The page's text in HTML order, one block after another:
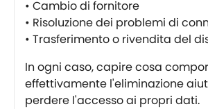
• Cambio di fornitore
• Risoluzione dei problemi di
• Trasferimento o rivendita del
In ogni caso, capire cosa
effettivamente l'eliminazione
perdere l'accesso ai propri dati.